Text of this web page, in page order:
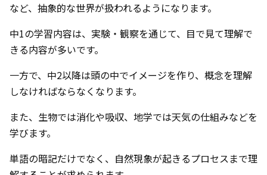
など、抽象的な世界が扱われるようになります。
中1の学習内容は、実験・観察を通じて、目で見て理解で
きる内容が多いです。
一方で、中2以降は頭の中でイメージを作り、概念を理解
しなければならなくなります。
また、生物では消化や吸収、地学では天気の仕組みなどを
学びます。
単語の暗記だけでなく、自然現象が起きるプロセスまで理